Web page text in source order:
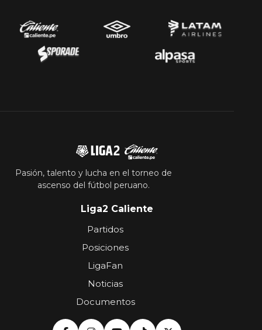
Pasión, talento y lucha en el torneo de
ascenso del fútbol peruano.
Liga2 Caliente
Partidos
Posiciones
LigaFan
Noticias
Documentos